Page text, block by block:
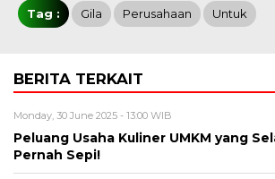
Tag : Gila Perusahaan Untuk
BERITA TERKAIT
Monday, 30 June 2025 - 13:00 WIB
Peluang Usaha Kuliner UMKM yang
Pernah Sepi!